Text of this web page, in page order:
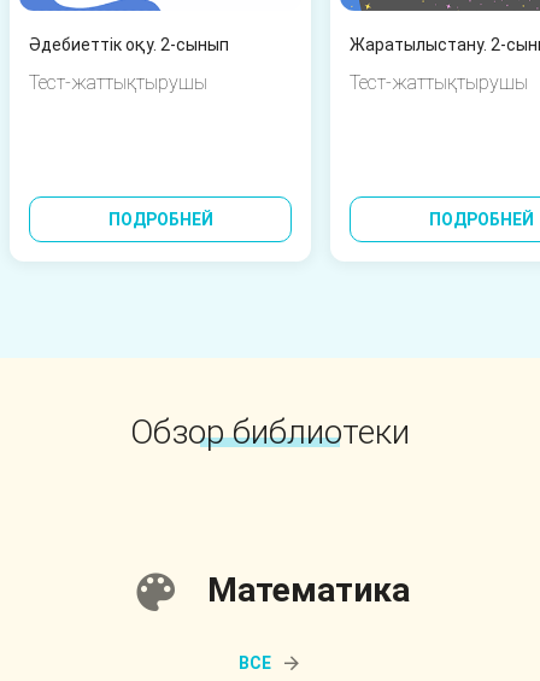
Әдебиеттік оқу. 2-сынып
Тест-жаттықтырушы
ПОДРОБНЕЙ
Тест-жаттықтырушы
ПОДРОБНЕЙ
Обзор библиотеки
Математика
ВСЕ